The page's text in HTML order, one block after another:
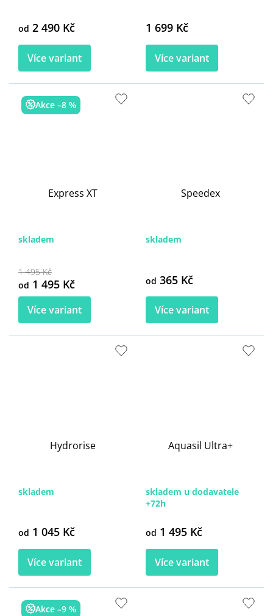
od 2 490 Kč
Více variant
1 699 Kč
Více variant
Akce –8 %
Express XT
skladem
1 495 Kč
od 1 495 Kč
Více variant
Speedex
skladem
od 365 Kč
Více variant
Hydrorise
skladem
od 1 045 Kč
Více variant
Aquasil Ultra+
skladem u dodavatele
+72h
od 1 495 Kč
Více variant
Akce –9 %